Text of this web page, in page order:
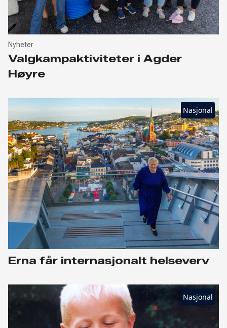
Nyheter
Valgkampaktiviteter i Agder
Høyre
Nasjonal
Erna får internasjonalt helseverv
Nasjonal